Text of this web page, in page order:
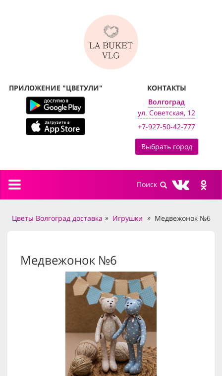
ПРИЛОЖЕНИЕ "ЦВЕТУЛИ"
КОНТАКТЫ
Волгоград
ул. Советская, 12
+7-927-50-42-777
Выбрать город
Toggle
Цветы Волгоград доставка Игрушки Медвежонок №6
Медвежонок №6